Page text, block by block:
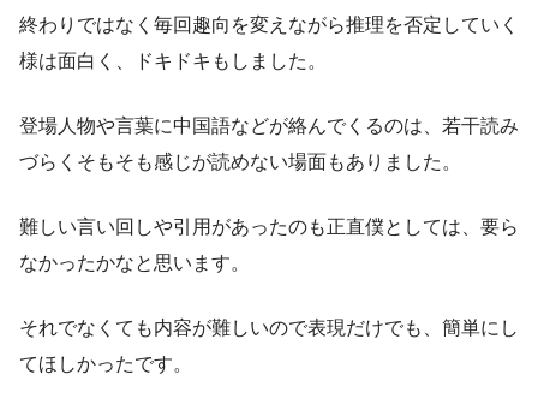
終わりではなく毎回趣向を変えながら推理を否定していく
様は面白く、ドキドキもしました。
登場人物や言葉に中国語などが絡んでくるのは、若干読み
づらくそもそも感じが読めない場面もありました。
難しい言い回しや引用があったのも正直僕としては、要ら
なかったかなと思います。
それでなくても内容が難しいので表現だけでも、簡単にし
てほしかったです。